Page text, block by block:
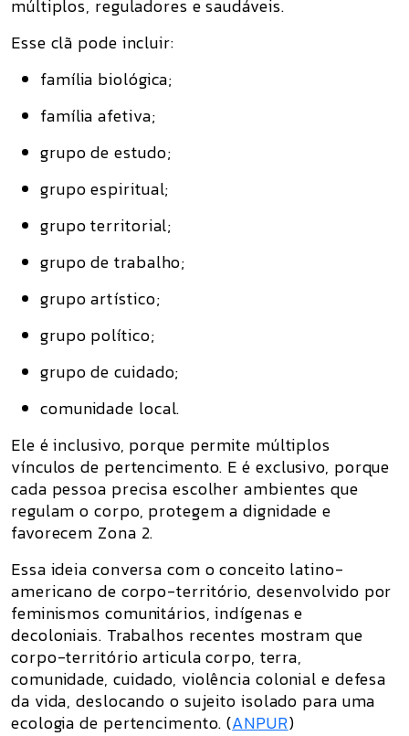
múltiplos, reguladores e saudáveis.
Esse clã pode incluir:
família biológica;
família afetiva;
grupo de estudo;
grupo espiritual;
grupo territorial;
grupo de trabalho;
grupo artístico;
grupo político;
grupo de cuidado;
comunidade local.
Ele éinclusivo, porque permite múltiplos
vínculos de pertencimento. E é exclusivo, porque
cada pessoa precisa escolher ambientes que
regulam o corpo, protegem a dignidade e
favorecem Zona 2.
Essa ideia conversa com o conceito latino-
americano de corpo-território, desenvolvido por
feminismos comunitários, indígenas e
decoloniais. Trabalhos recentes mostram que
corpo-território articula corpo, terra,
comunidade, cuidado, violência colonial e defesa
da vida, deslocando o sujeito isolado para uma
ecologia de pertencimento. (ANPUR)